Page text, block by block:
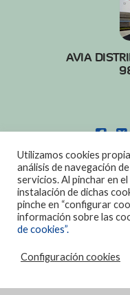
AVIA
POLITICA
Utilizamos cookies
análisis de navegación
servicios. Al pinchar en
instalación de dichas
pinche en “configurar
información sobre las
de cookies”.
Configuración cookies